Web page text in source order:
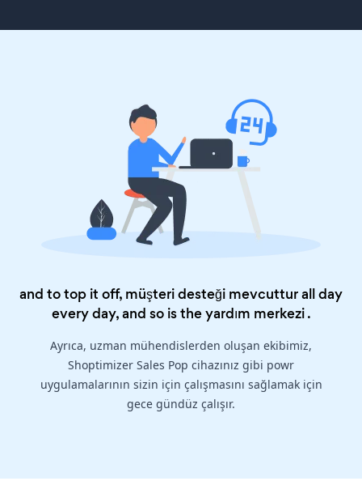
and to top it off, müşteri desteği mevcuttur all day
every day, and so is theyardım merkezi.
Ayrıca, uzman mühendislerden oluşan ekibimiz,
Shoptimizer Sales Pop cihazınız gibi powr
uygulamalarının sizin için çalışmasını sağlamak için
gece gündüz çalışır.